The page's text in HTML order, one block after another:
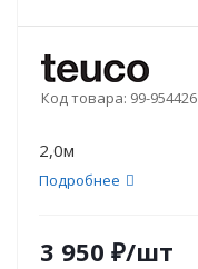
Код товара: 99-954426
2,0м
Подробнее
3 950 ₽/шт